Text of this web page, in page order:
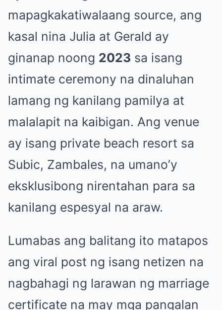
mapagkakatiwalaang source, ang
kasal nina Julia at Gerald ay
ginanap noong 2023 sa isang
intimate ceremony na dinaluhan
lamang ng kanilang pamilya at
malalapit na kaibigan. Ang venue
ay isang private beach resort sa
Subic, Zambales, na umano’y
eksklusibong nirentahan para sa
kanilang espesyal na araw.
Lumabas ang balitang ito matapos
ang viral post ng isang netizen na
nagbahagi ng larawan ng marriage
certificate na may mga pangalan